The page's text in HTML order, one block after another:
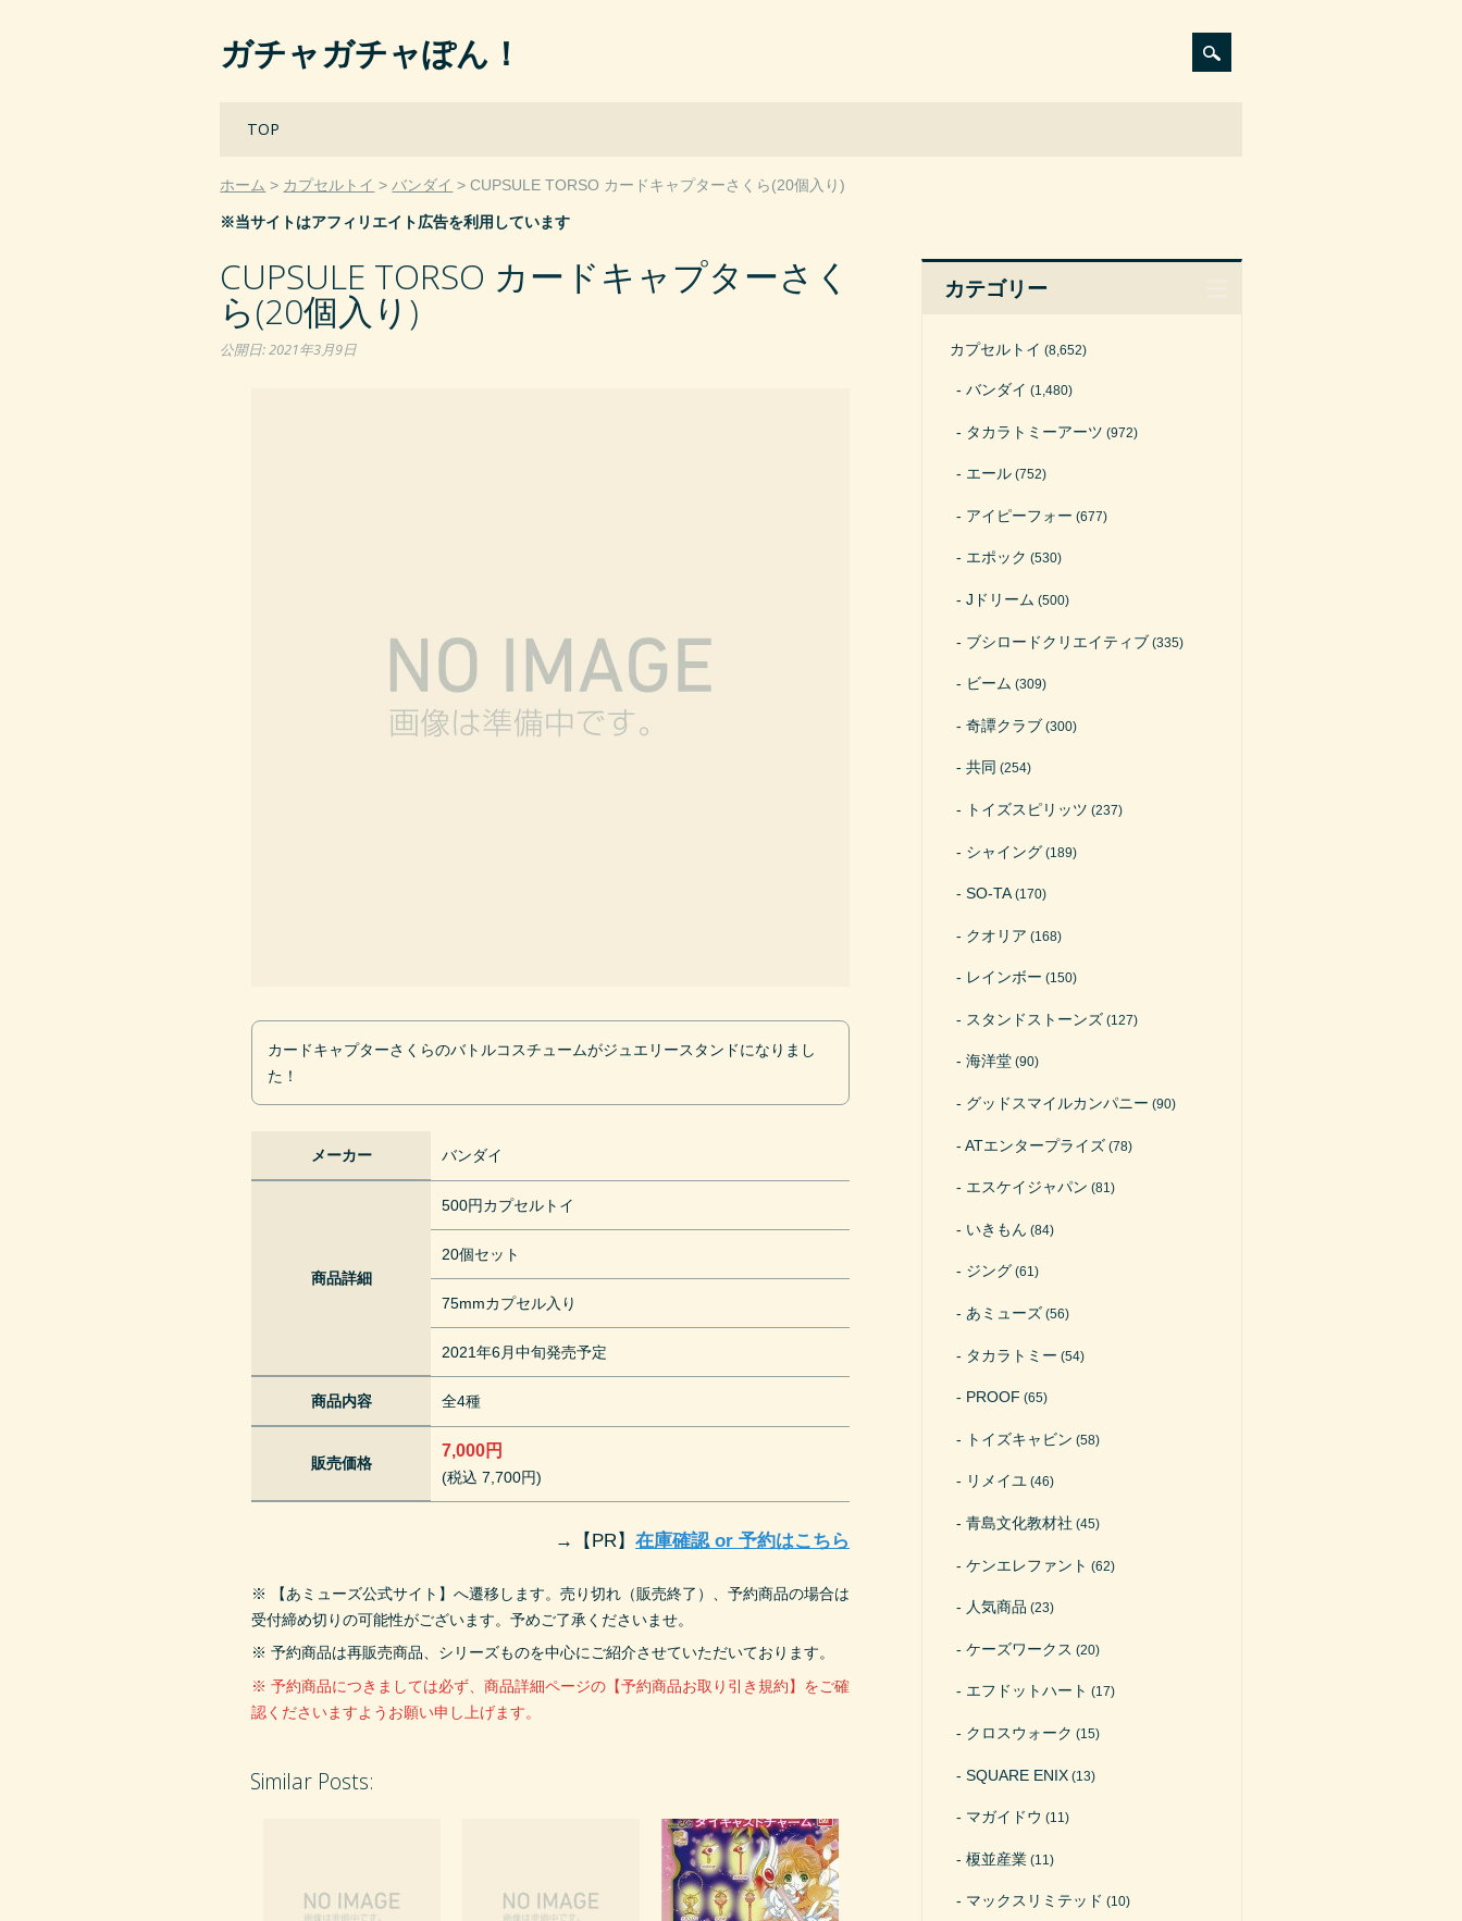
ガチャガチャぽん！
Main menu
TOP
ホーム カプセルトイ バンダイ CUPSULE TORSO カードキャプターさくら(20個入り)
※当サイトはアフィリエイト広告を利用しています
CUPSULE TORSO カードキャプターさく
ら(20個入り)
公開日:2021年3月9日
カードキャプターさくらのバトルコスチュームがジュエリースタンドになりまし
た！
メーカー バンダイ
商品詳細
500円カプセルトイ
20個セット
75mmカプセル入り
2021年6月中旬発売予定
商品内容 全4種
販売価格
7,000円
(税込 7,700円)
→ 【PR】在庫確認 or 予約はこちら
※ 【あミューズ公式サイト】へ遷移します。売り切れ（販売終了）、予約商品の場合は
受付締め切りの可能性がございます。予めご了承くださいませ。
※ 予約商品は再販売商品、シリーズものを中心にご紹介させていただいております。
※ 予約商品につきましては必ず、商品詳細ページの【予約商品お取り引き規約】をご確
認くださいますようお願い申し上げます。
Similar Posts:
カテゴリー
カプセルトイ (8,652)
バンダイ (1,480)
タカラトミーアーツ (972)
エール (752)
アイピーフォー (677)
エポック (530)
Jドリーム (500)
ブシロードクリエイティブ (335)
ビーム (309)
奇譚クラブ (300)
共同 (254)
トイズスピリッツ (237)
シャイング (189)
SO-TA(170)
クオリア (168)
レインボー (150)
スタンドストーンズ (127)
海洋堂 (90)
グッドスマイルカンパニー (90)
ATエンタープライズ (78)
エスケイジャパン (81)
いきもん (84)
ジング (61)
あミューズ (56)
タカラトミー (54)
PROOF (65)
トイズキャビン (58)
リメイユ (46)
青島文化教材社 (45)
ケンエレファント (62)
人気商品 (23)
ケーズワークス (20)
エフドットハート (17)
クロスウォーク (15)
SQUARE ENIX (13)
マガイドウ (11)
榎並産業 (11)
マックスリミテッド (10)